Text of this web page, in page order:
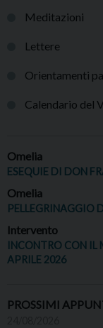
Meditazioni
Lettere
Orientamenti
Calendario del
Omelia
ESEQUIE DI DON
Omelia
PELLEGRINAGGIO
Intervento
INCONTRO CON
APRILE 2026
PROSSIMI